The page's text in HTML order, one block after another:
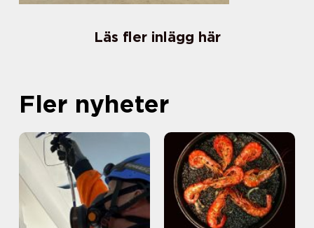
Läs fler inlägg här
Fler nyheter